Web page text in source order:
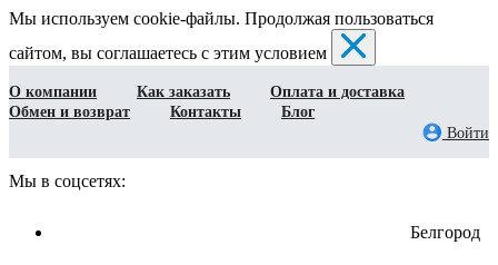
Мы используем cookie-файлы. Продолжая пользоваться
сайтом, вы соглашаетесь с этим условием
О компании Как заказать
Оплата и доставка
Обмен и возврат
Контакты
Блог
Войти
Мы в соцсетях:
Белгород